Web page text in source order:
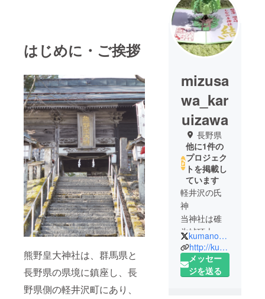
はじめに・ご挨拶
熊野皇大神社は、群馬県と
長野県の県境に鎮座し、長
野県側の軽井沢町にあり、
mizusa
wa_kar
uizawa
長野県
他に1件の
プロジェク
トを掲載し
ています
軽井沢の氏
神
当神社は碓
氷峠頂上
標高１２０
０ｍに位置
し、自然豊
kumanokoutai
http://kumanokoutai.urdr.weblife.me
メッセー
ジを送る